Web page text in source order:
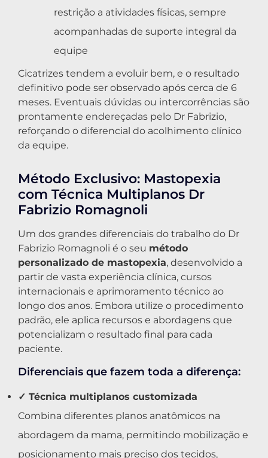
restrição a atividades físicas, sempre
acompanhadas de suporte integral da
equipe
Cicatrizes tendem a evoluir bem, e o resultado
definitivo pode ser observado após cerca de 6
meses. Eventuais dúvidas ou intercorrências são
prontamente endereçadas pelo Dr Fabrizio,
reforçando o diferencial do acolhimento clínico
da equipe.
Método Exclusivo: Mastopexia
com Técnica Multiplanos Dr
Fabrizio Romagnoli
Um dos grandes diferenciais do trabalho do Dr
Fabrizio Romagnoli é o seu método
personalizado de mastopexia, desenvolvido a
partir de vasta experiência clínica, cursos
internacionais e aprimoramento técnico ao
longo dos anos. Embora utilize o procedimento
padrão, ele aplica recursos e abordagens que
potencializam o resultado final para cada
paciente.
Diferenciais que fazem toda a diferença:
✓ Técnica multiplanos customizada
Combina diferentes planos anatômicos na
abordagem da mama, permitindo mobilização e
posicionamento mais preciso dos tecidos,